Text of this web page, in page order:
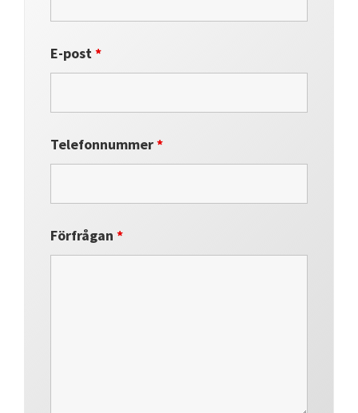
E-post*
Telefonnummer*
Förfrågan*